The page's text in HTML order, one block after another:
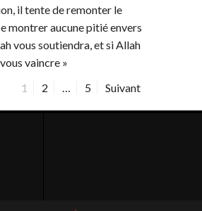
il tente de remonter le
montrer aucune pitié envers
vous soutiendra, et si Allah
vaincre »
P1
P
2 …
P
5 Suivant